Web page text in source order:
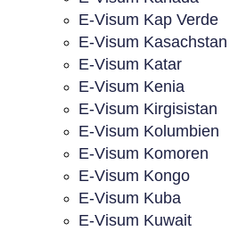
E-Visum Kap Verde
E-Visum Kasachstan
E-Visum Katar
E-Visum Kenia
E-Visum Kirgisistan
E-Visum Kolumbien
E-Visum Komoren
E-Visum Kongo
E-Visum Kuba
E-Visum Kuwait